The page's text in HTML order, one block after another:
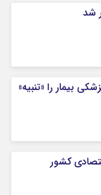
شد
بیمار را «تنبیه»
کشور